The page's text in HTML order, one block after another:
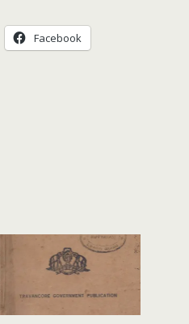
Facebook